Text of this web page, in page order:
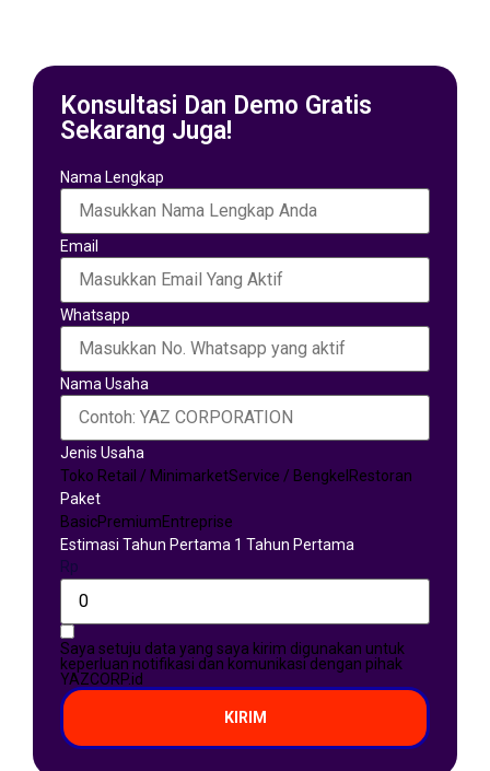
Konsultasi Dan Demo Gratis
Sekarang Juga!
Nama Lengkap
Email
Whatsapp
Nama Usaha
Jenis Usaha
Toko Retail / MinimarketService / Bengkel Restoran
Paket
BasicPremiumEntreprise
Estimasi Tahun Pertama 1 Tahun Pertama
Rp
Saya setuju data yang saya kirim digunakan untuk
keperluan notifikasi dan komunikasi dengan pihak
YAZCORP.id
KIRIM